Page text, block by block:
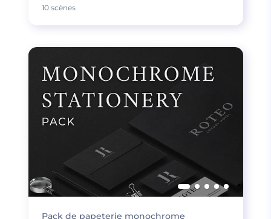
10 scènes
Pack de papeterie monochrome